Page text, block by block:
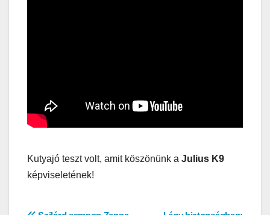
Kutyajó teszt volt, amit köszönünk a Julius K9
képviseletének!